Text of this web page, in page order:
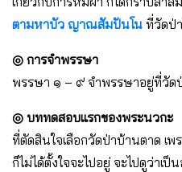
ตามหาบัว ญาณสัมปันโน ที่วัดป่
◎ การจำพรรษา
พรรษา ๑ – ๙ จำพรรษาอยู่ที่วัด
◎ บททดสอบแรกของพระนวกะ
ที่ตัดสินใจเลือกวัดป่าบ้านตาด เพ
ก็ไม่ได้ตั้งใจจะไปอยู่ จะไปดูว่าเป็